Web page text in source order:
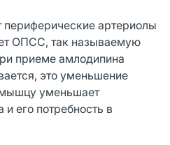
артериолы
ОПСС, так называемую
приеме амлодипина
это уменьшение
уменьшает
его потребность в